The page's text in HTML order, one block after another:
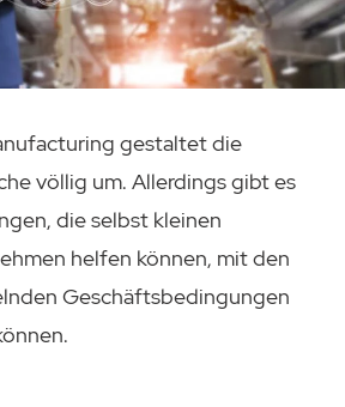
gestaltet die
völlig um. Allerdings gibt es
die selbst kleinen
helfen können, mit den
Geschäftsbedingungen